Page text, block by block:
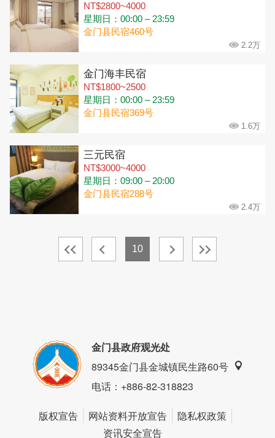
NT$2800~4000
星期日：00:00 – 23:59
金门县民宿460号
2.2万
金门海丰民宿
NT$1800~2500
星期日：00:00 – 23:59
金门县民宿369号
1.6万
三元民宿
NT$3000~4000
星期日：09:00 – 20:00
金门县民宿288号
2.4万
10
金门县政府观光处
89345金门县金城镇民生路60号
电话：+886-82-318823
版权宣告 网站资料开放宣告
隐私权政策
资讯安全宣告